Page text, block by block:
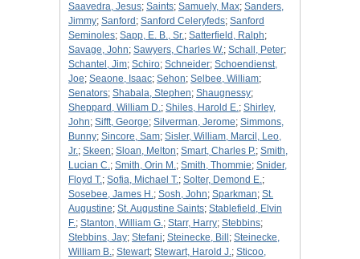
Saavedra, Jesus; Saints; Samuely, Max; Sanders,
Jimmy; Sanford ; Sanford Celeryfeds; Sanford
Seminoles; Sapp, E. B., Sr.; Satterfield, Ralph;
Savage, John; Sawyers, Charles W.; Schall, Peter;
Schantel, Jim; Schiro; Schneider; Schoendienst,
Joe; Seaone, Isaac; Sehon; Selbee, William;
Senators; Shabala, Stephen; Shaugnessy;
Sheppard, William D.; Shiles, Harold E.; Shirley,
John; Sifft, George; Silverman, Jerome; Simmons,
Bunny; Sincore, Sam; Sisler, William, Marcil, Leo,
Jr.; Skeen; Sloan, Melton; Smart, Charles P.; Smith,
Lucian C.; Smith, Orin M.; Smith, Thommie; Snider,
Floyd T.; Sofia, Michael T.; Solter, Demond E.;
Sosebee, James H.; Sosh, John; Sparkman; St.
Augustine; St. Augustine Saints; Stablefield, Elvin
F.; Stanton, William G.; Starr, Harry; Stebbins;
Stebbins, Jay; Stefani; Steinecke, Bill ; Steinecke,
William B.; Stewart; Stewart, Harold J.; Sticoo,